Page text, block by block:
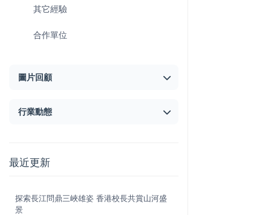
其它經驗
合作單位
圖片回顧
行業動態
最近更新
探索長江問鼎三峽雄姿 香港校長共賞山河盛
景